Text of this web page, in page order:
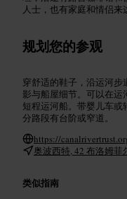
人士，也有家庭和情侣来
规划您的参观
穿舒适的鞋子，沿运河
影与船屋细节。可以在
短程运河船。带婴儿车
分路段有台阶或窄道。
https://
奥波西特, 42 布洛姆菲
类似指南